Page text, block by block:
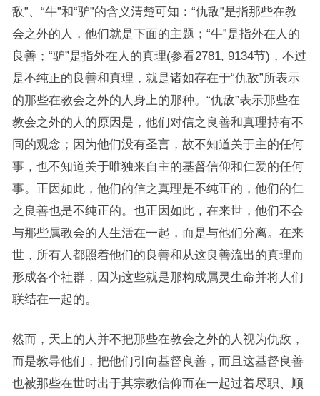
敌”、“牛”和“驴”的含义清楚可知：“仇敌”是指那些在教
会之外的人，他们就是下面的主题；“牛”是指外在人的
良善；“驴”是指外在人的真理(参看2781, 9134节)，不过
是不纯正的良善和真理，就是诸如存在于“仇敌”所表示
的那些在教会之外的人身上的那种。“仇敌”表示那些在
教会之外的人的原因是，他们对信之良善和真理持有不
同的观念；因为他们没有圣言，故不知道关于主的任何
事，也不知道关于唯独来自主的基督信仰和仁爱的任何
事。正因如此，他们的信之真理是不纯正的，他们的仁
之良善也是不纯正的。也正因如此，在来世，他们不会
与那些属教会的人生活在一起，而是与他们分离。在来
世，所有人都照着他们的良善和从这良善流出的真理而
形成各个社群，因为这些就是那构成属灵生命并将人们
联结在一起的。
然而，天上的人并不把那些在教会之外的人视为仇敌，
而是教导他们，把他们引向基督良善，而且这基督良善
也被那些在世时出于其宗教信仰而在一起过着尽职、顺